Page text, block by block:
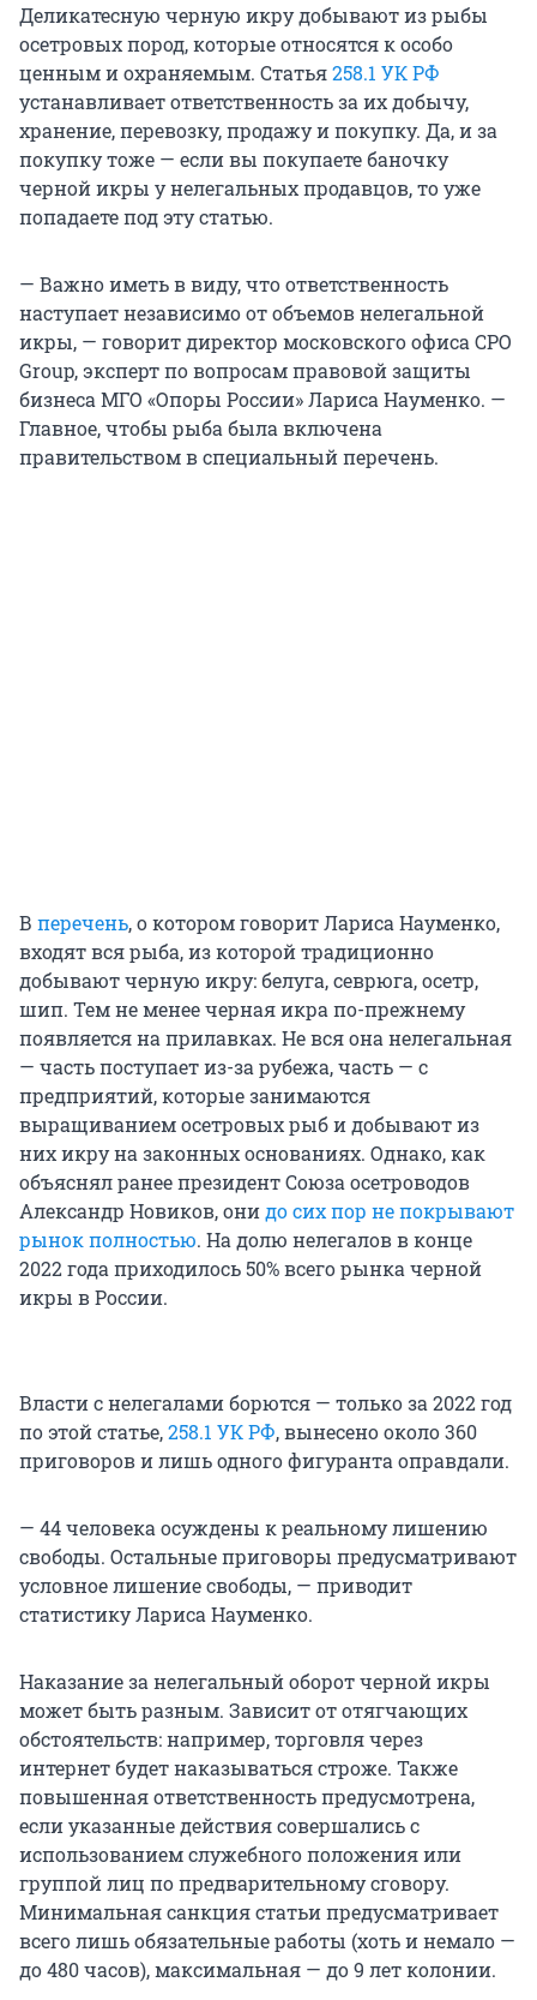
Деликатесную черную икру добывают из рыбы
осетровых пород, которые относятся к особо
ценным и охраняемым. Статья258.1 УК РФ
устанавливает ответственность за их добычу,
хранение, перевозку, продажу и покупку. Да, и за
покупку тоже — если вы покупаете баночку
черной икры у нелегальных продавцов, то уже
попадаете под эту статью.
— Важно иметь в виду, что ответственность
наступает независимо от объемов нелегальной
икры, — говорит директор московского офиса CPO
Group, эксперт по вопросам правовой защиты
бизнеса МГО «Опоры России» Лариса Науменко. —
Главное, чтобы рыба была включена
правительством в специальный перечень.
В перечень, о котором говорит Лариса Науменко,
входят вся рыба, из которой традиционно
добывают черную икру: белуга, севрюга, осетр,
шип. Тем не менее черная икра по-прежнему
появляется на прилавках. Не вся она нелегальная
— часть поступает из-за рубежа, часть — с
предприятий, которые занимаются
выращиванием осетровых рыб и добывают из
них икру на законных основаниях. Однако, как
объяснял ранее президент Союза осетроводов
Александр Новиков, онидо сих пор не покрывают
рынок полностью. На долю нелегалов в конце
2022 года приходилось 50% всего рынка черной
икры в России.
Власти с нелегалами борются — только за 2022 год
по этой статье,258.1 УК РФ, вынесено около 360
приговоров и лишь одного фигуранта оправдали.
— 44 человека осуждены к реальному лишению
свободы. Остальные приговоры предусматривают
условное лишение свободы, — приводит
статистику Лариса Науменко.
Наказание за нелегальный оборот черной икры
может быть разным. Зависит от отягчающих
обстоятельств: например, торговля через
интернет будет наказываться строже. Также
повышенная ответственность предусмотрена,
если указанные действия совершались с
использованием служебного положения или
группой лиц по предварительному сговору.
Минимальная санкция статьи предусматривает
всего лишь обязательные работы (хоть и немало —
до 480 часов), максимальная — до 9 лет колонии.